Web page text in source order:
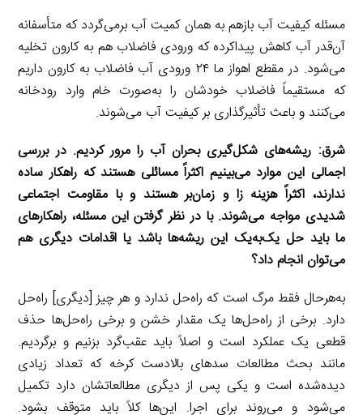
مسئله کیفیت آب بازهم به همان کمیت آب برمی‌گردد که متأسفانه
آن‌قدر آب کاهش پیداکرده که ورودی فاضلاب هم به کارون تخلیه
می‌شود. در مقطع اهواز ما ۲۴ ورودی آب فاضلاب به کارون داریم
که مستقیماً فاضلاب خودشان را به‌صورت خام وارد رودخانه
می‌کنند و باعث تأثیرگذاری بر کیفیت آب می‌شوند.
شرق: ریشه‌های شکل‌گیری بحران آب را مرور کردیم. در بررسی
اجمالی این موارد می‌بینیم اکثراً مسائلی هستند که راهکار ساده
ندارند، اکثراً هزینه زا و زمان‌بر هستند و با مقاومت اجتماعی
شدیدی مواجه می‌شوند. با در نظر گرفتن این مسئله، راهکارهای
ما باید حل یک‌به‌یک این ریشه‌ها باشد یا اقدامات دیگری هم
می‌توان انجام داد؟
به‌هرحال فقط مرگ است که راه‌حل ندارد و هر چیز [دیگری] راه‌حل
دارد. برخی از راه‌حل‌ها یک مقدار خشن و برخی راه‌حل‌ها حذف
قطعی یک عملکرد است و اصلاً باید عقب‌گرد بزنیم و برگردیم.
مانند بحث مطالعات سدهای بالادست کرخه که تعداد زیادی
دیده‌شده است و یکی پس از دیگری مطالعاتشان دارد تکمیل
می‌شود و می‌روند برای اجرا. این‌ها کلاً باید متوقف بشود.